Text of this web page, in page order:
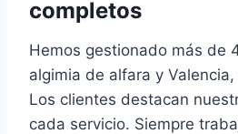
completos
Hemos gestionado más de
algimia de alfara y
Los clientes destacan
cada servicio. Siempre